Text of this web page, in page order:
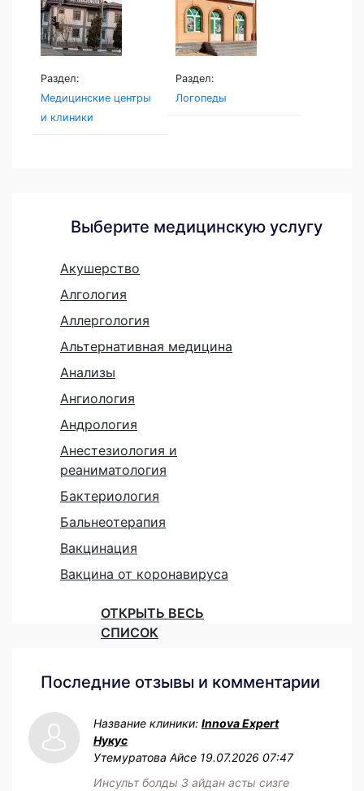
Раздел:
Медицинские центры
и клиники
Раздел:
Логопеды
Выберите медицинскую услугу
Акушерство
Алгология
Аллергология
Альтернативная медицина
Анализы
Ангиология
Андрология
Анестезиология и
реаниматология
Бактериология
Бальнеотерапия
Вакцинация
Вакцина от коронавируса
ОТКРЫТЬ ВЕСЬ
СПИСОК
Последние отзывы и комментарии
Название клиники: Innova Expert
Нукус
Утемуратова Айсе 19.07.2026 07:47
Инсульт болды 3 айдан асты сизге